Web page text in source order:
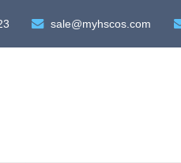
sale@myhscos.com